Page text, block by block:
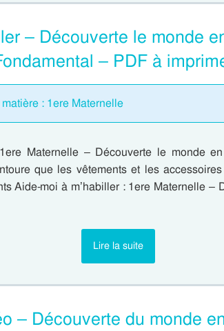
– Découverte le monde
– PDF à
: 1ere Maternelle
Maternelle – Découverte le monde
que les vêtements et les
Aide-moi à m’habiller : 1ere Maternelle –
Lire la suite
– Découverte du monde